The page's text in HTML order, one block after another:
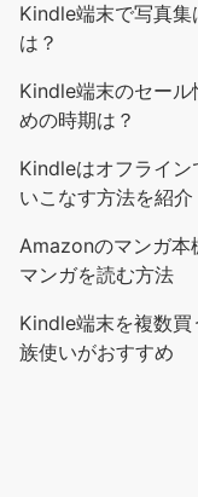
Kindle端末で写真
は？
Kindle端末のセー
めの時期は？
Kindleはオフライ
いこなす方法を紹介
Amazonのマンガ本
マンガを読む方法
Kindle端末を複数
族使いがおすすめ